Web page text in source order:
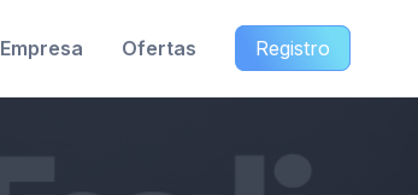
Empresa Ofertas Registro